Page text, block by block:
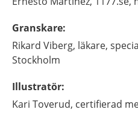
Granskare:
Rikard Viberg, läkare,
Stockholm
Illustratör:
Kari Toverud, certifierad